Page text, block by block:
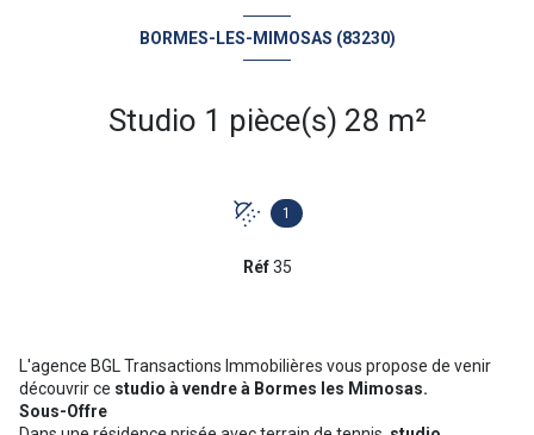
BORMES-LES-MIMOSAS (83230)
Studio 1 pièce(s) 28 m²
1
Réf35
L'agence BGL Transactions Immobilières vous propose de venir
découvrir ce studio à vendre à Bormes les Mimosas.
Sous-Offre